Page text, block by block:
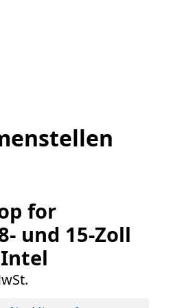
Schritte
verfügbar nach Abschluss der
for
und 15-Zoll